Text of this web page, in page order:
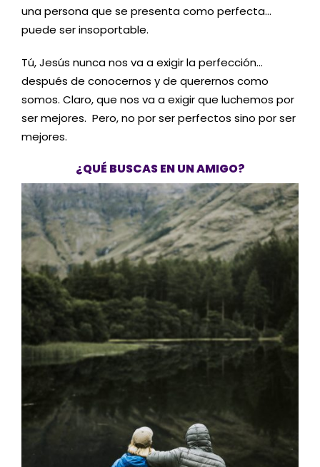
una persona que se presenta como perfecta…
puede ser insoportable.
Tú, Jesús nunca nos va a exigir la perfección…
después de conocernos y de querernos como
somos. Claro, que nos va a exigir que luchemos por
ser mejores. Pero, no por ser perfectos sino por ser
mejores.
¿QUÉ BUSCAS EN UN AMIGO?